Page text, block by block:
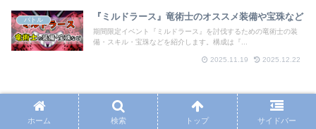
バトル 『ミルドラース』竜術士のオススメ装備や宝珠など
期間限定イベント『ミルドラース』を討伐するための竜術士の装
備・スキル・宝珠などを紹介します。構成は『...
2025.11.19 2025.12.22
『りゅうおう』武闘家のオススメ装備や
ホーム 検索 トップ サイドバー